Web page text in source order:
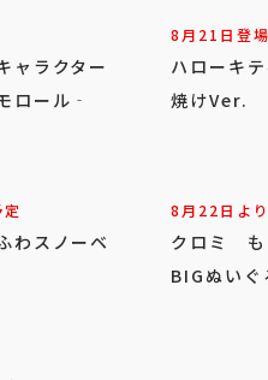
ャラクター
ロール‐
8月21日登場
ハローキ
焼けVer.
わスノーベ
8月22日よ
クロミ も
BIGぬいぐ